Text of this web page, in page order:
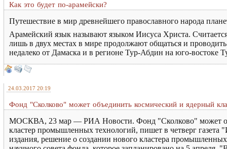
Как это будет по-арамейски?
Путешествие в мир древнейшего православного народа
Арамейский язык называют языком Иисуса Христа.
лишь в двух местах в мире продолжают общаться и
недалеко от Дамаска и в регионе Тур-Абдин на юго-востоке
24.03.2017 20:19
Фонд "Сколково" может объединить космический и ядерный
МОСКВА, 23 мар — РИА Новости. Фонд "Сколково" может
кластер промышленных технологий, пишет в четверг
издания, решение о создании нового кластера